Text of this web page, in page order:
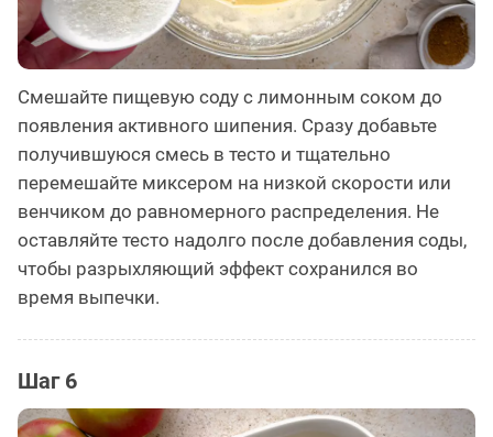
Смешайте пищевую соду с лимонным соком до
появления активного шипения. Сразу добавьте
получившуюся смесь в тесто и тщательно
перемешайте миксером на низкой скорости или
венчиком до равномерного распределения. Не
оставляйте тесто надолго после добавления соды,
чтобы разрыхляющий эффект сохранился во
время выпечки.
Шаг 6